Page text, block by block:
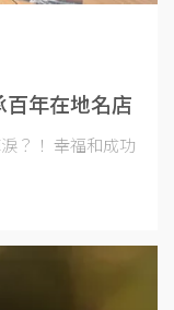
百年在地名店
？！ 幸福和成功